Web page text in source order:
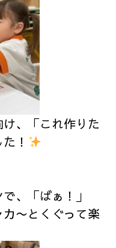
、「これ作りた
！
、「ばぁ！」
〜とくぐって楽